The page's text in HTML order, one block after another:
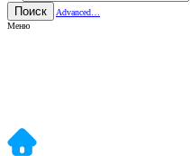
Поиск
Advanced…
Меню